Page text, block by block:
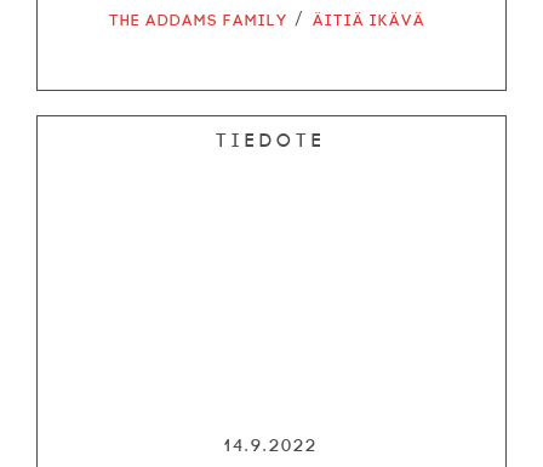
The Addams Family /Äitiä ikävä
Tiedote
14.9.2022